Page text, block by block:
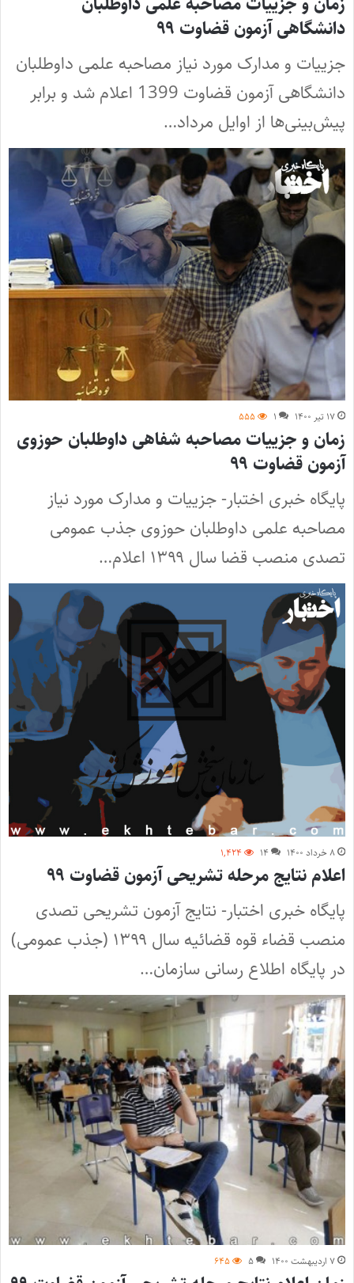
دانشگاهی آزمون قضاوت ۹۹
جزییات و مدارک مورد نیاز مصاحبه علمی داوطلبان
دانشگاهی آزمون قضاوت 1399 اعلام شد و برابر
پیش‌بینی‌ها از اوایل مرداد…
۱۷ تیر ۱۴۰۰ ۱ ۵۵۵
زمان و جزییات مصاحبه شفاهی داوطلبان حوزوی
آزمون قضاوت ۹۹
پایگاه خبری اختبار- جزییات و مدارک مورد نیاز
مصاحبه علمی داوطلبان حوزوی جذب عمومی
تصدی منصب قضا سال ۱۳۹۹ اعلام…
۸ خرداد ۱۴۰۰ ۱۴ ۱,۴۲۴
اعلام نتایج مرحله تشریحی آزمون قضاوت ۹۹
پایگاه خبری اختبار- نتایج آزمون تشریحی تصدی
منصب قضاء قوه قضائیه سال ۱۳۹۹ (جذب عمومی)
در پایگاه اطلاع رسانی سازمان…
۷ اردیبهشت ۱۴۰۰ ۵ ۶۴۵